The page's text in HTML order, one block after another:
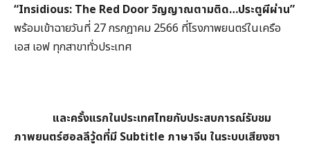
“Insidious: The Red Door วิญญาณตามติด…ประตูผีผ่าน”
พร้อมเข้าฉายวันที่ 27 กรกฎาคม 2566 ที่โรงภาพยนตร์ในเครือ
เอส เอฟ ทุกสาขาทั่วประเทศ
และครั้งแรกในประเทศไทยกับประสบการณ์รับชม
ภาพยนตร์ฮอลลีวู้ดที่มี Subtitle ภาษาจีน ในระบบเสียงซา